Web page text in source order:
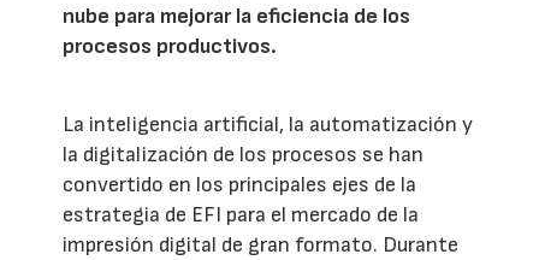
nube para mejorar la eficiencia de los
procesos productivos.
La inteligencia artificial, la automatización y
la digitalización de los procesos se han
convertido en los principales ejes de la
estrategia de EFI para el mercado de la
impresión digital de gran formato. Durante